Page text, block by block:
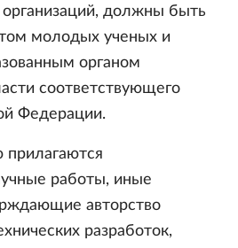
должны быть
молодых ученых и
органом
соответствующего
Федерации.
прилагаются
работы, иные
авторство
разработок,